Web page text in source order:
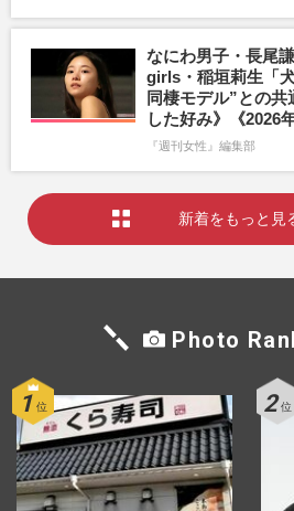
なにわ男子・長尾
girls・稲垣莉生「
同棲モデル”との
した好み》《2026
『週刊女性』編集部
新着をもっと見
Photo